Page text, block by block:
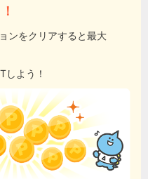
ンをクリアすると最大
よう！